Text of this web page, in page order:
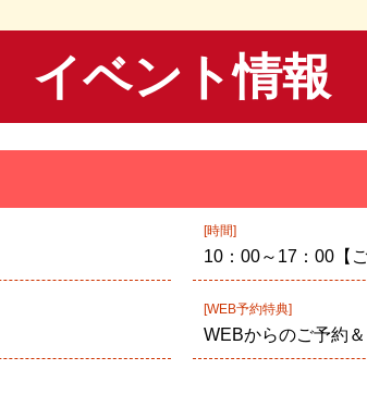
イベント情報
[時間]
10：00～17：00【
[WEB予約特典]
WEBからのご予約